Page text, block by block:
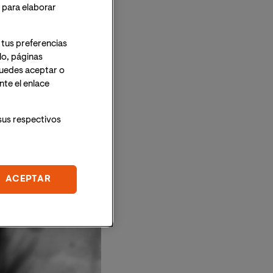
elaborar
preferencias
páginas
aceptar o
el enlace
respectivos
ACEPTAR